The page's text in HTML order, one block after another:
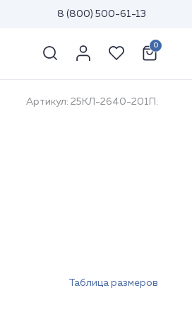
8 (800) 500-61-13
0
Артикул: 25КЛ-2640-201П.
Таблица размеров